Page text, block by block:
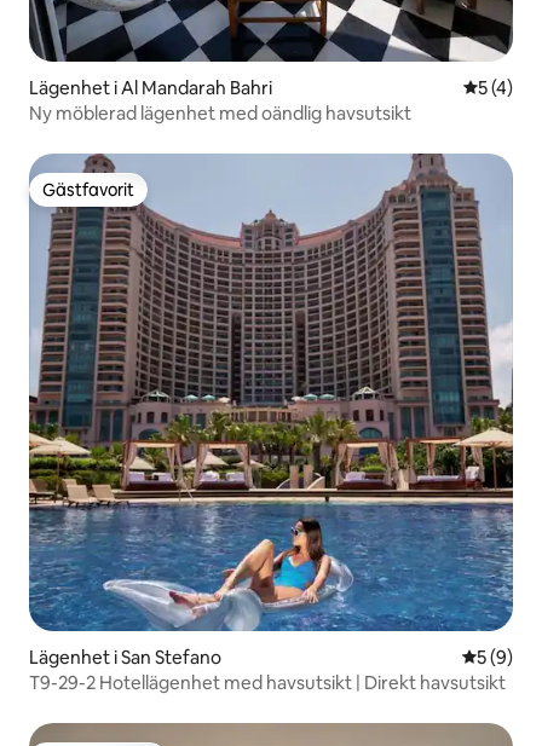
Lägenhet i Al Mandarah Bahri 5 av 5 i
5 (4)
Ny möblerad lägenhet med oändlig havsutsikt
Gästfavorit
Gästfavorit
Lägenhet i San Stefano 5 av 5 i
5 (9)
T9-29-2 Hotellägenhet med havsutsikt | Direkt havsutsikt